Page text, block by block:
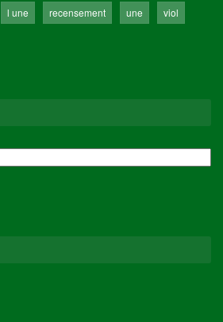
l une recensement une
viol